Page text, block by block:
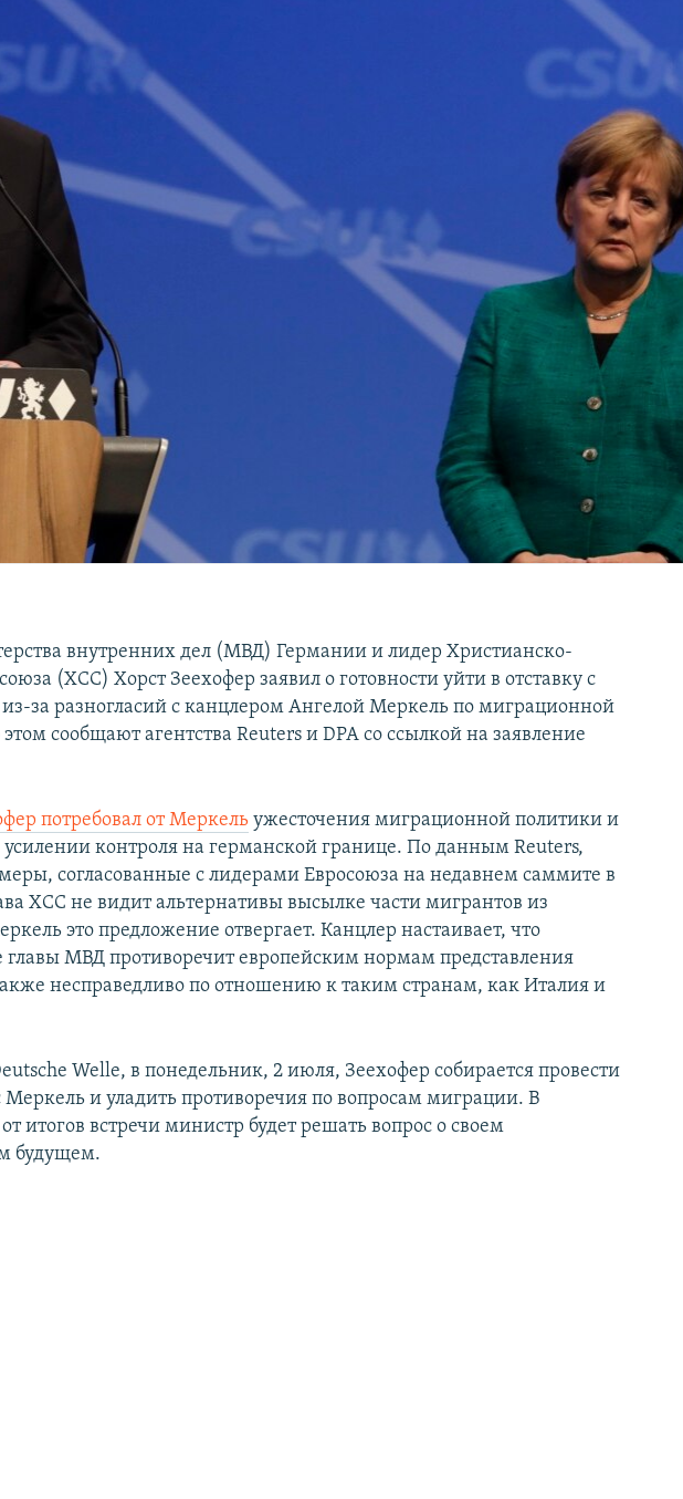
внутренних дел (МВД) Германии и лидер Христианско-
(ХСС) Хорст Зеехофер заявил о готовности уйти в отставку с
из-за разногласий с канцлером Ангелой Меркель по миграционной
сообщают агентства Reuters и DPA со ссылкой на заявление
потребовал от Меркель ужесточения миграционной политики и
усилении контроля на германской границе. По данным Reuters,
согласованные с лидерами Евросоюза на недавнем саммите в
ХСС не видит альтернативы высылке части мигрантов из
это предложение отвергает. Канцлер настаивает, что
МВД противоречит европейским нормам представления
несправедливо по отношению к таким странам, как Италия и
Welle, в понедельник, 2 июля, Зеехофер собирается провести
Меркель и уладить противоречия по вопросам миграции. В
итогов встречи министр будет решать вопрос о своем
будущем.